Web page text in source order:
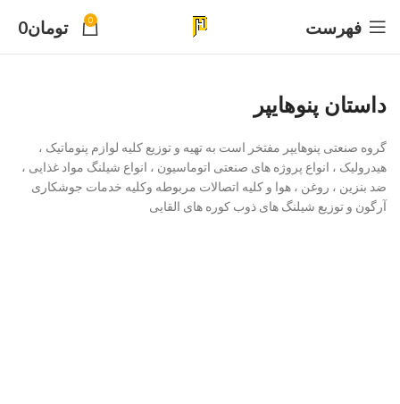
فهرست 0 تومان0
داستان پنوهایپر
گروه صنعتی پنوهایپر مفتخر است به تهیه و توزیع کلیه لوازم پنوماتیک ،
هیدرولیک ، انواع پروژه های صنعتی اتوماسیون ، انواع شیلنگ مواد غذایی ،
ضد بنزین ، روغن ، هوا و کلیه اتصالات مربوطه وکلیه خدمات جوشکاری
آرگون و توزیع شیلنگ های ذوب کوره های القایی